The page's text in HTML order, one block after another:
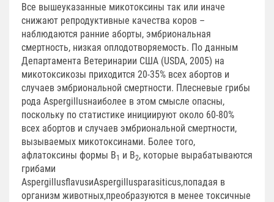
Все вышеуказанные микотоксины так или иначе
снижают репродуктивные качества коров –
наблюдаются ранние аборты, эмбриональная
смертность, низкая оплодотворяемость. По данным
Департамента Ветеринарии США (USDA, 2005) на
микотоксикозы приходится 20-35% всех абортов и
случаев эмбриональной смертности. Плесневые грибы
рода Aspergillusнаиболее в этом смысле опасны,
поскольку по статистике инициируют около 60-80%
всех абортов и случаев эмбриональной смертности,
вызываемых микотоксинами. Более того,
афлатоксины формы В1 и В2, которые вырабатываются
грибами
AspergillusflavusиAspergillusparasiticus,попадая в
организм животных,преобразуются в менее токсичные